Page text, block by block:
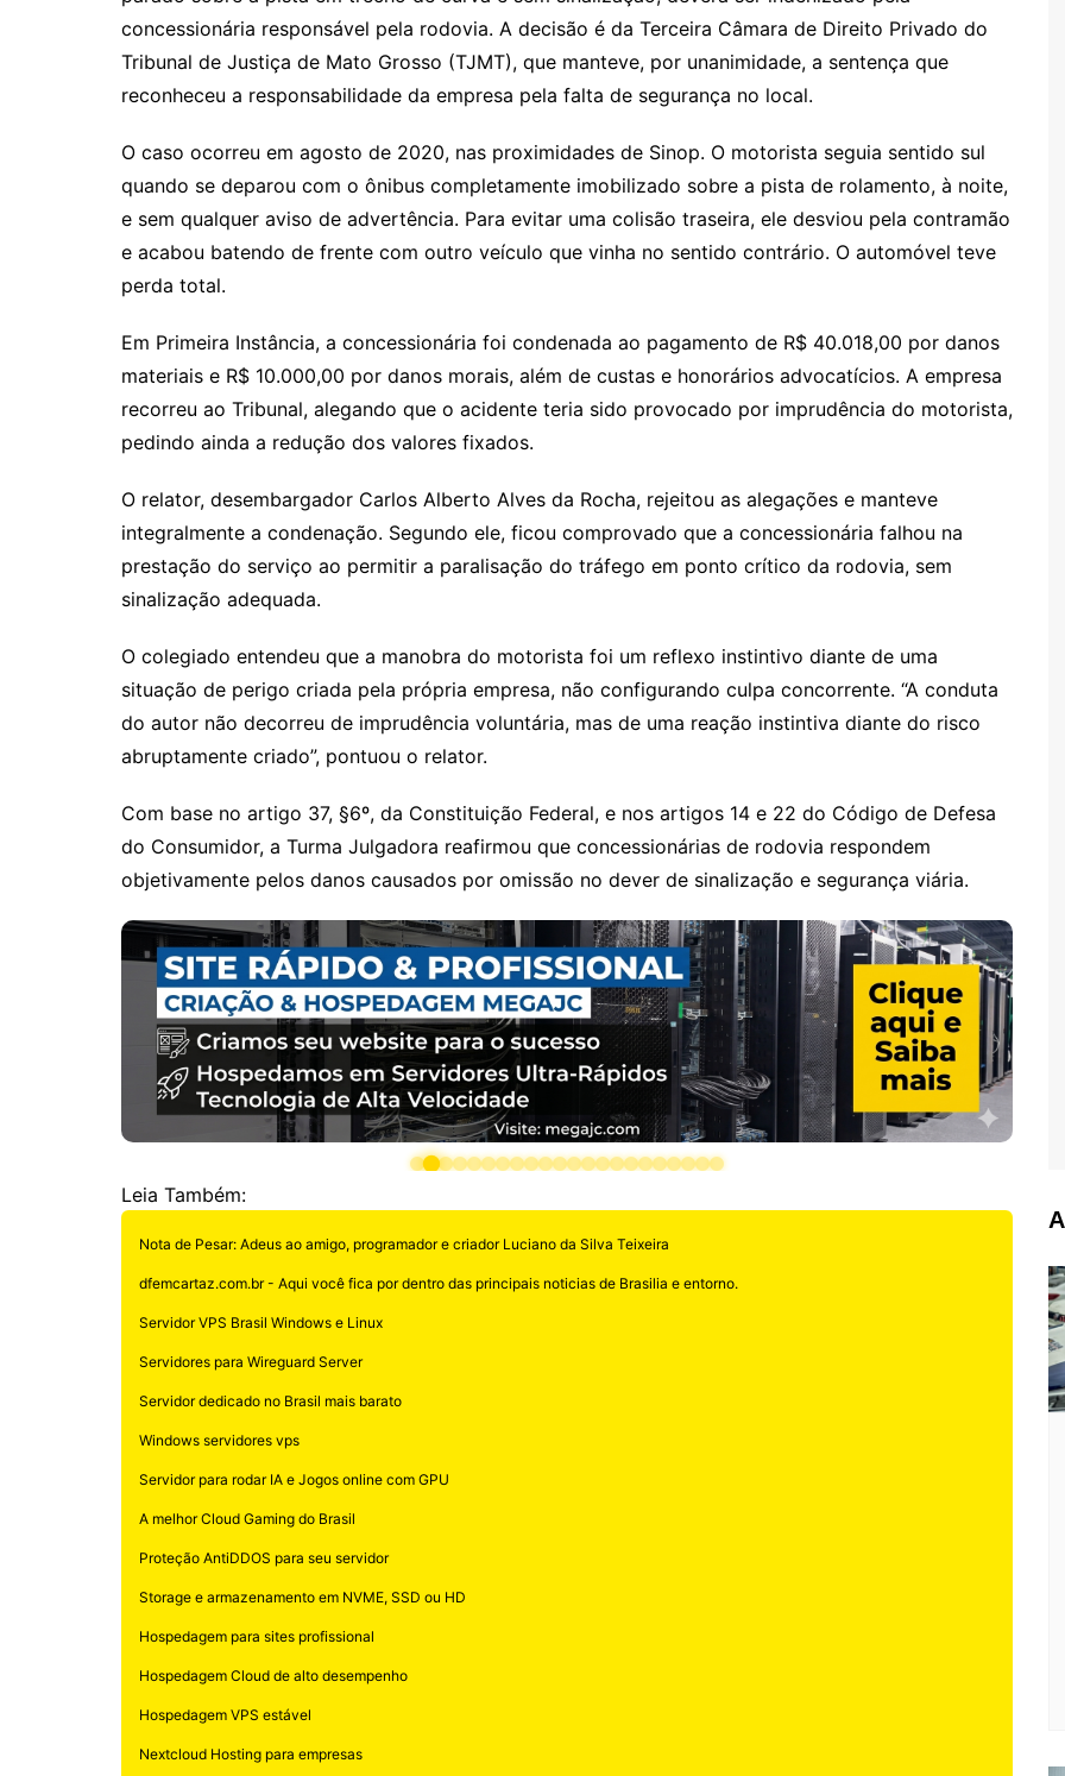
y
Li
n
s
A
p
gr
a
m
e
dI
n
l
gl
e
Cl
s
sr
o
o
s
e
n
er
s
a
g
o
k.
c
m
p
e
o
o
M
l
a
d
s
l
e
concessionária responsável pela rodovia. A decisão é da Terceira Câmara de Direito Privado do
Tribunal de Justiça de Mato Grosso (TJMT), que manteve, por unanimidade, a sentença que
reconheceu a responsabilidade da empresa pela falta de segurança no local.
O caso ocorreu em agosto de 2020, nas proximidades de Sinop. O motorista seguia sentido sul
quando se deparou com o ônibus completamente imobilizado sobre a pista de rolamento, à noite,
e sem qualquer aviso de advertência. Para evitar uma colisão traseira, ele desviou pela contramão
e acabou batendo de frente com outro veículo que vinha no sentido contrário. O automóvel teve
perda total.
Em Primeira Instância, a concessionária foi condenada ao pagamento de R$ 40.018,00 por danos
materiais e R$ 10.000,00 por danos morais, além de custas e honorários advocatícios. A empresa
recorreu ao Tribunal, alegando que o acidente teria sido provocado por imprudência do motorista,
pedindo ainda a redução dos valores fixados.
O relator, desembargador Carlos Alberto Alves da Rocha, rejeitou as alegações e manteve
integralmente a condenação. Segundo ele, ficou comprovado que a concessionária falhou na
prestação do serviço ao permitir a paralisação do tráfego em ponto crítico da rodovia, sem
sinalização adequada.
O colegiado entendeu que a manobra do motorista foi um reflexo instintivo diante de uma
situação de perigo criada pela própria empresa, não configurando culpa concorrente. “A conduta
do autor não decorreu de imprudência voluntária, mas de uma reação instintiva diante do risco
abruptamente criado”, pontuou o relator.
Com base no artigo 37, §6º, da Constituição Federal, e nos artigos 14 e 22 do Código de Defesa
do Consumidor, a Turma Julgadora reafirmou que concessionárias de rodovia respondem
objetivamente pelos danos causados por omissão no dever de sinalização e segurança viária.
Leia Também:
Nota de Pesar: Adeus ao amigo, programador e criador Luciano da Silva Teixeira
dfemcartaz.com.br - Aqui você fica por dentro das principais noticias de Brasilia e entorno.
Servidor VPS Brasil Windows e Linux
Servidores para Wireguard Server
Servidor dedicado no Brasil mais barato
Windows servidores vps
Servidor para rodar IA e Jogos online com GPU
A melhor Cloud Gaming do Brasil
Proteção AntiDDOS para seu servidor
Storage e armazenamento em NVME, SSD ou HD
Hospedagem para sites profissional
Hospedagem Cloud de alto desempenho
Hospedagem VPS estável
Nextcloud Hosting para empresas